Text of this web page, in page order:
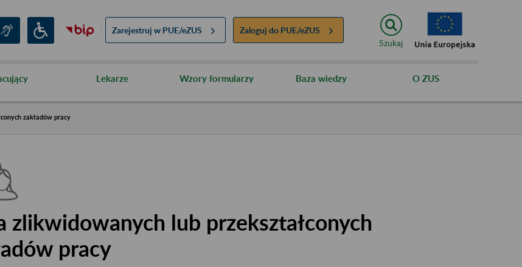
Zarejestruj w PUE/eZUS Zaloguj do PUE/eZUS
Szukaj
Lekarze Wzory formularzy Baza wiedzy O ZUS
zakładów pracy
zlikwidowanych lub przekształconych
pracy